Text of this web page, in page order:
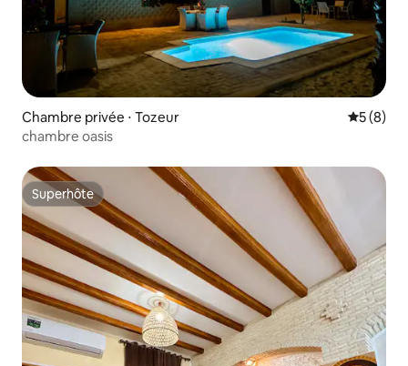
Chambre privée ⋅ Tozeur
5 (8)
chambre oasis
Superhôte
Superhôte